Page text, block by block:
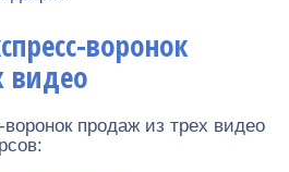
воронок
видео
продаж из трех видео